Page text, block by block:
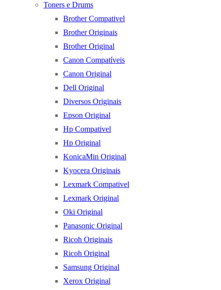
Toners e Drums
Brother Compativel
Brother Originais
Brother Original
Canon Compatíveis
Canon Original
Dell Original
Diversos Originais
Epson Original
Hp Compativel
Hp Original
KonicaMin Original
Kyocera Originais
Lexmark Compativel
Lexmark Original
Oki Original
Panasonic Original
Ricoh Originais
Ricoh Original
Samsung Original
Xerox Original